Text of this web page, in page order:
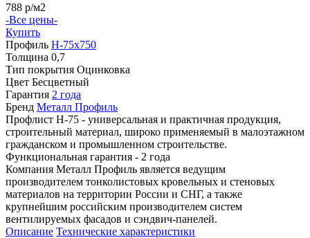
788 р/м2
-Все цены-
Купить
Профиль Н-75х750
Толщина 0,7
Тип покрытия Оцинковка
Цвет Бесцветный
Гарантия 2 года
Бренд Металл Профиль
Профлист Н-75 - универсальная и практичная продукция,
строительный материал, широко применяемый в малоэтажном
гражданском и промышленном строительстве.
Функциональная гарантия - 2 года
Компания Металл Профиль является ведущим
производителем тонколистовых кровельных и стеновых
материалов на территории России и СНГ, а также
крупнейшим российским производителем систем
вентилируемых фасадов и сэндвич-панелей.
Описание Технические характеристики